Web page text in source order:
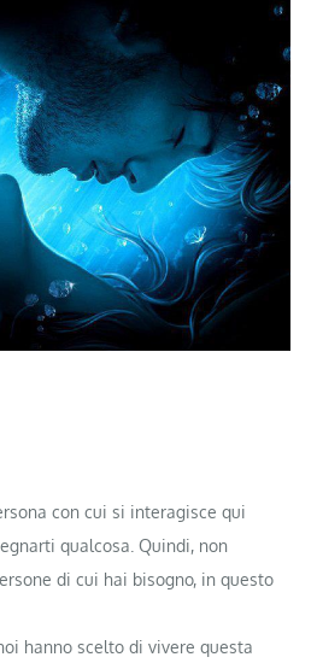
con cui si interagisce qui
qualcosa. Quindi, non
di cui hai bisogno, in questo
hanno scelto di vivere questa